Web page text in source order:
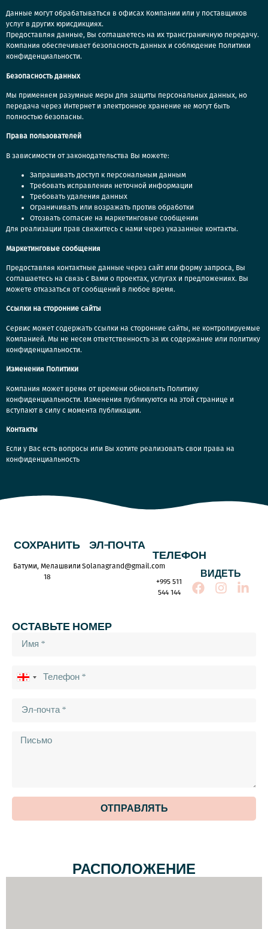
Данные могут обрабатываться в офисах Компании или у поставщиков
услуг в других юрисдикциях.
Предоставляя данные, Вы соглашаетесь на их трансграничную передачу.
Компания обеспечивает безопасность данных и соблюдение Политики
конфиденциальности.
Безопасность данных
Мы применяем разумные меры для защиты персональных данных, но
передача через Интернет и электронное хранение не могут быть
полностью безопасны.
Права пользователей
В зависимости от законодательства Вы можете:
Запрашивать доступ к персональным данным
Требовать исправления неточной информации
Требовать удаления данных
Ограничивать или возражать против обработки
Отозвать согласие на маркетинговые сообщения
Для реализации прав свяжитесь с нами через указанные контакты.
Маркетинговые сообщения
Предоставляя контактные данные через сайт или форму запроса, Вы
соглашаетесь на связь с Вами о проектах, услугах и предложениях. Вы
можете отказаться от сообщений в любое время.
Ссылки на сторонние сайты
Сервис может содержать ссылки на сторонние сайты, не контролируемые
Компанией. Мы не несем ответственность за их содержание или политику
конфиденциальности.
Изменения Политики
Компания может время от времени обновлять Политику
конфиденциальности. Изменения публикуются на этой странице и
вступают в силу с момента публикации.
Контакты
Если у Вас есть вопросы или Вы хотите реализовать свои права на
конфиденциальность
СОХРАНИТЬ
Батуми, Мелашвили
18
ЭЛ-ПОЧТА
Solanagrand@gmail.com
ТЕЛЕФОН
+995 511
544 144
ВИДЕТЬ
ОСТАВЬТЕ НОМЕР
Georgia
ОТПРАВЛЯТЬ
РАСПОЛОЖЕНИЕ